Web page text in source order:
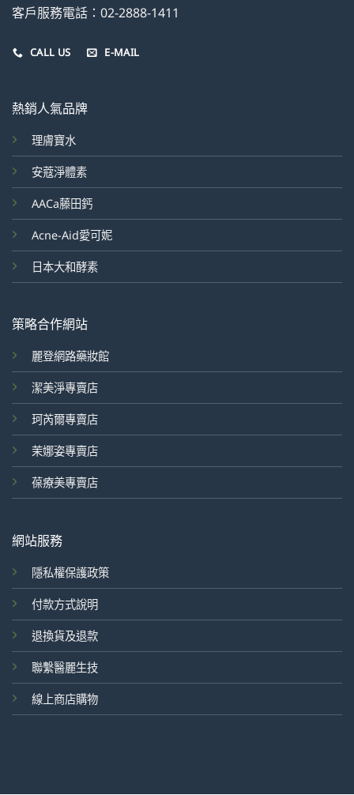
客戶服務電話：02-2888-1411
CALL US E-MAIL
熱銷人氣品牌
理膚寶水
安蔻淨體素
AACa藤田鈣
Acne-Aid愛可妮
日本大和酵素
策略合作網站
麗登網路藥妝館
潔美淨專賣店
珂芮爾專賣店
茉娜姿專賣店
葆療美專賣店
網站服務
隱私權保護政策
付款方式說明
退換貨及退款
聯繫醫麗生技
線上商店購物